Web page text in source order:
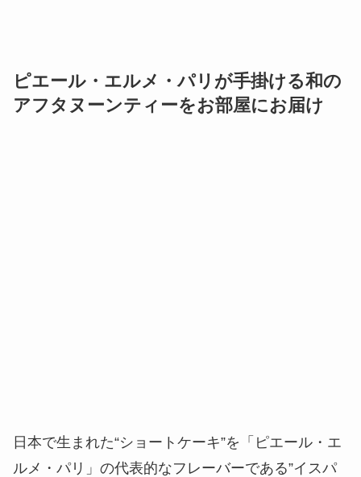
ピエール・エルメ・パリが手掛ける和の
アフタヌーンティーをお部屋にお届け
日本で生まれた“ショートケーキ”を「ピエール・エ
ルメ・パリ」の代表的なフレーバーである”イスパ